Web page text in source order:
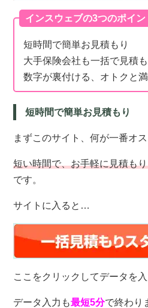
インスウェブの3つのポイン
短時間で簡単お見積もり
大手保険会社も一括で見積も
数字が裏付ける、オトクと
短時間で簡単お見積もり
まずこのサイト、何が一番オ
短い時間で、お手軽に見積も
です。
サイトに入ると…
ここをクリックしてデータを入
データ入力も最短5分で終わり